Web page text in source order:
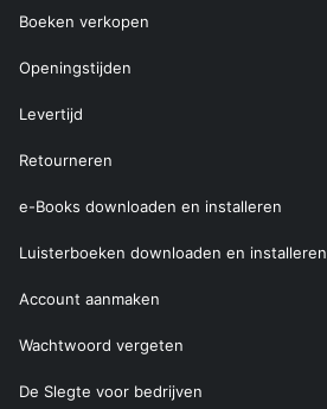
Boeken verkopen
Openingstijden
Levertijd
Retourneren
e-Books downloaden en installeren
Luisterboeken downloaden en installeren
Account aanmaken
Wachtwoord vergeten
De Slegte voor bedrijven